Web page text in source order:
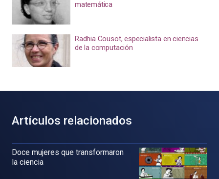
matemática
Radhia Cousot, especialista en ciencias
de la computación
Artículos relacionados
Doce mujeres que transformaron
la ciencia